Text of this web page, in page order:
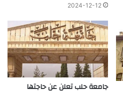
2024-12-12
جامعة حلب تعلن عن حاجتها